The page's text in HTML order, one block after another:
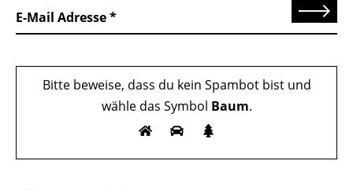
E-Mail Adresse Senden
Bitte beweise, dass du kein Spambot bist und
wähle das Symbol Baum.